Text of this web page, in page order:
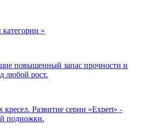
»
повышенный запас прочности и
любой рост.
Развитие серии «Expert» -
подножки.